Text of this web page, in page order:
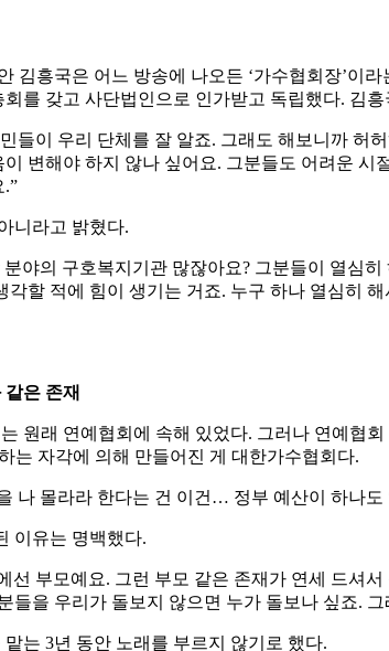
김흥국은 어느 방송에 나오든 ‘가수협회장’이
회를 갖고 사단법인으로 인가받고 독립했다. 김
들이 우리 단체를 잘 알죠. 그래도 해보니까 허
변해야 하지 않나 싶어요. 그분들도 어려운
.”
니라고 밝혔다.
야의 구호복지기관 많잖아요? 그분들이 열심
각할 적에 힘이 생기는 거죠. 누구 하나 열심히
은 존재
원래 연예협회에 속해 있었다. 그러나 연예협
는 자각에 의해 만들어진 게 대한가수협회다.
나 몰라라 한다는 건 이건… 정부 예산이 하나
이유는 명백했다.
선 부모예요. 그런 부모 같은 존재가 연세 드셔
들을 우리가 돌보지 않으면 누가 돌보나 싶죠.
는 3년 동안 노래를 부르지 않기로 했다.